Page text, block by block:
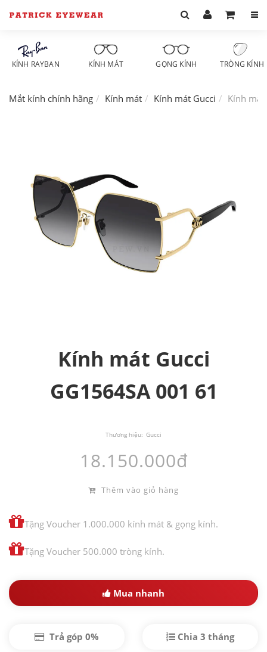
KÍNH RAYBAN KÍNH MÁT GỌNG KÍNH TRÒNG KÍNH
Mắt kính chính hãng Kính mát Kính mát Gucci Kính mát
Kính mát Gucci
GG1564SA 001 61
Thương hiệu: Gucci
18.150.000đ
Thêm vào giỏ hàng
Tặng Voucher 1.000.000 kính mát & gọng kính.
Tặng Voucher 500.000 tròng kính.
Mua nhanh
Trả góp 0% Chia 3 tháng